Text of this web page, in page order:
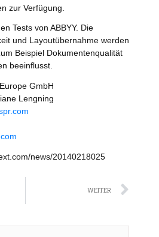
zur Verfügung.
Tests von ABBYY. Die
und Layoutübernahme werden
Beispiel Dokumentenqualität
beeinflusst.
GmbH
Lengning
news/20140218025
WEITER